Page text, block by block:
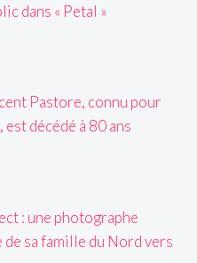
dans « Petal »
Pastore, connu pour
décédé à 80 ans
: une photographe
sa famille du Nord vers